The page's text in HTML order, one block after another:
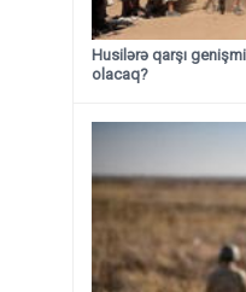
Husilərə qarşı
olacaq?